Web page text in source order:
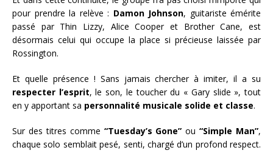
pour prendre la relève : Damon Johnson, guitariste émérite
passé par Thin Lizzy, Alice Cooper et Brother Cane, est
désormais celui qui occupe la place si précieuse laissée par
Rossington.
Et quelle présence ! Sans jamais chercher à imiter, il a su
respecter l’esprit, le son, le toucher du « Gary slide », tout
en y apportant sa personnalité musicale solide et classe.
Sur des titres comme “Tuesday’s Gone” ou“Simple Man”,
chaque solo semblait pesé, senti, chargé d’un profond respect.